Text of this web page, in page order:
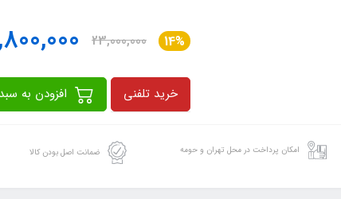
14%
23,000,000
خرید تلفنی
امکان پرداخت در محل تهران و حومه ضمانت اصل بودن کالا